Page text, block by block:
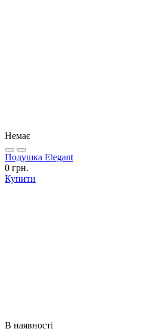
Немає
Подушка Elegant
0 грн.
Купити
В наявності